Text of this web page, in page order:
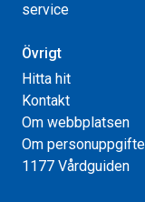
service
Övrigt
Hitta hit
Kontakt
Om webbplatsen
Om
1177 Vårdguiden